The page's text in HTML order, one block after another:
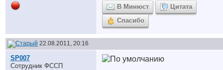
В Минюст
Цитата
Спасибо
22.08.2011, 20:16
SP007
Сотрудник ФССП